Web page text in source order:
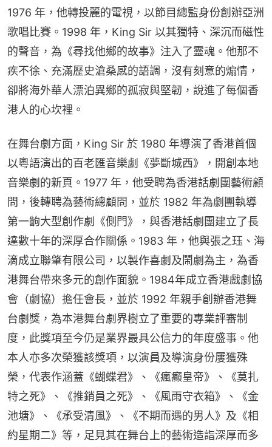
1976 年，他轉投麗的電視，以節目總監身份創辦亞洲
歌唱比賽。1998 年，King Sir 以其獨特、深沉而磁性
的聲音，為《尋找他鄉的故事》注入了靈魂。他那不
疾不徐、充滿歷史滄桑感的語調，沒有刻意的煽情，
卻將海外華人漂泊異鄉的孤寂與堅韌，說進了每個香
港人的心坎裡。
在舞台劇方面，King Sir 於 1980 年導演了香港首個
以粵語演出的百老匯音樂劇《夢斷城西》，開創本地
音樂劇的新頁。1977 年，他受聘為香港話劇團藝術顧
問，後轉聘為藝術總顧問，並於 1982 年為劇團執導
第一齣大型創作劇《側門》，與香港話劇團建立了長
達數十年的深厚合作關係。1983 年，他與張之珏、海
滴成立聯肇有限公司，以製作喜劇及鬧劇為主，為香
港舞台帶來多元的創作面貌。1984年成立香港戲劇協
會（劇協）擔任會長，並於 1992 年親手創辦香港舞
台劇獎，為本港舞台劇界樹立了重要的專業評審制
度，此獎項至今仍是業界最具公信力的年度盛事。他
本人亦多次榮獲該獎項，以演員及導演身份屢獲殊
榮，代表作涵蓋《蝴蝶君》、《瘋癲皇帝》、《莫扎
特之死》、《推銷員之死》、《風雨守衣箱》、《金
池塘》、《承受清風》、《不期而遇的男人》及《相
約星期二》等，足見其在舞台上的藝術造詣深厚而多